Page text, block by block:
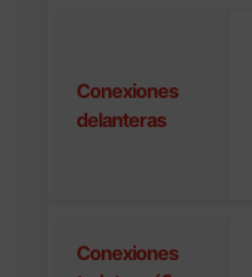
Conexiones
delanteras
Conexiones